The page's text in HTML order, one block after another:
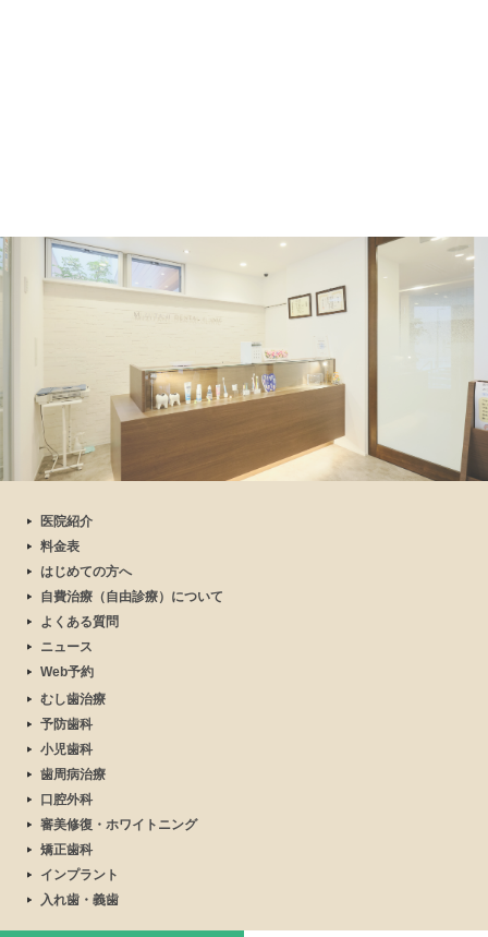
医院紹介
料金表
はじめての方へ
自費治療（自由診療）について
よくある質問
ニュース
Web予約
むし歯治療
予防歯科
小児歯科
歯周病治療
口腔外科
審美修復・ホワイトニング
矯正歯科
インプラント
入れ歯・義歯